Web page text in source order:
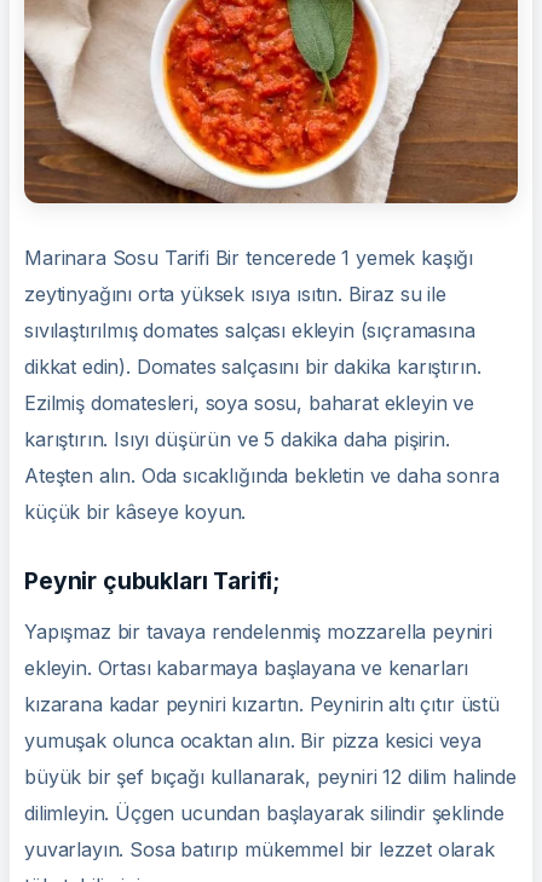
Marinara Sosu Tarifi Bir tencerede 1 yemek kaşığı
zeytinyağını orta yüksek ısıya ısıtın. Biraz su ile
sıvılaştırılmış domates salçası ekleyin (sıçramasına
dikkat edin). Domates salçasını bir dakika karıştırın.
Ezilmiş domatesleri, soya sosu, baharat ekleyin ve
karıştırın. Isıyı düşürün ve 5 dakika daha pişirin.
Ateşten alın. Oda sıcaklığında bekletin ve daha sonra
küçük bir kâseye koyun.
Peynir çubukları Tarifi;
Yapışmaz bir tavaya rendelenmiş mozzarella peyniri
ekleyin. Ortası kabarmaya başlayana ve kenarları
kızarana kadar peyniri kızartın. Peynirin altı çıtır üstü
yumuşak olunca ocaktan alın. Bir pizza kesici veya
büyük bir şef bıçağı kullanarak, peyniri 12 dilim halinde
dilimleyin. Üçgen ucundan başlayarak silindir şeklinde
yuvarlayın. Sosa batırıp mükemmel bir lezzet olarak